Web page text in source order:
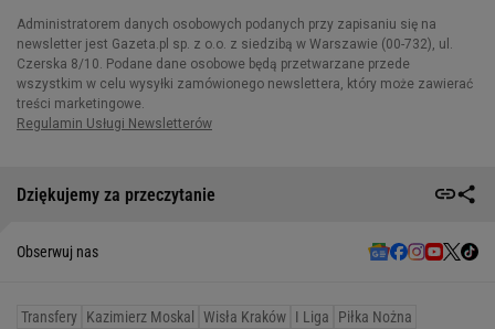
Dziękujemy za przeczytanie
Obserwuj nas
Transfery Kazimierz Moskal Wisła Kraków I Liga Piłka Nożna